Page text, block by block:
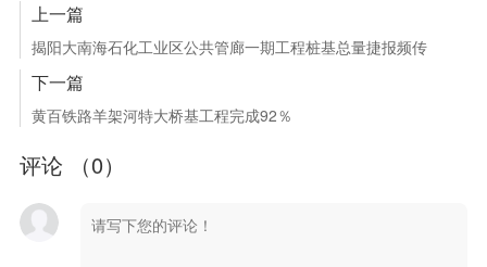
上一篇
揭阳大南海石化工业区公共管廊一期工程桩基总量捷报频传
下一篇
黄百铁路羊架河特大桥基工程完成92％
评论 （0）